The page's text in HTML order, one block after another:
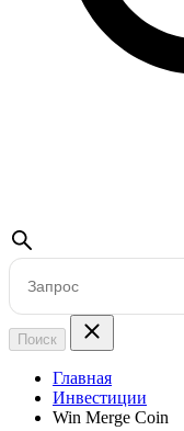
Поиск
Главная
Инвестиции
Win Merge Coin